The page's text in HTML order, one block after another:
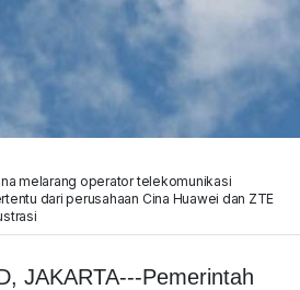
melarang operator telekomunikasi
dari perusahaan Cina Huawei dan ZTE
JAKARTA---Pemerintah